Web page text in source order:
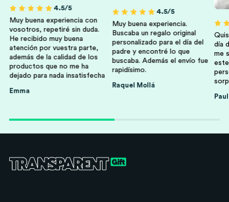
Abuelos Y Abuelas Profesores
4.5/5
Muy buena experiencia con
vosotros, repetiré sin duda.
He recibido muy buena
atención por vuestra parte,
además de la calidad de los
productos que no me ha
dejado para nada insatisfecha
Emma
4.5/5
Muy buena experiencia.
Buscaba un regalo original
personalizado para el día del
padre y encontré lo que
buscaba. Además el envío fue
rapidísimo.
Raquel Mollá
día
me